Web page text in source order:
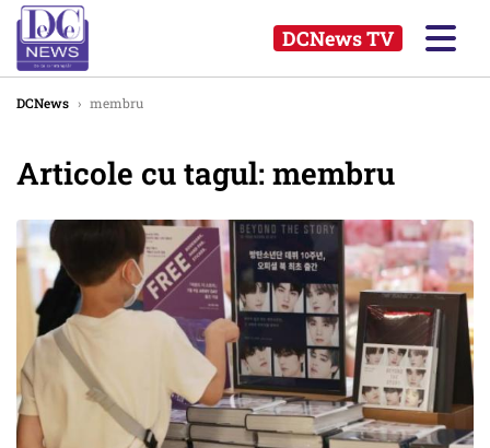
DCNews TV
DCNews › membru
Articole cu tagul: membru